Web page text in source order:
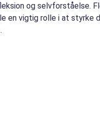
og selvforståelse.
en vigtig rolle i at styrke